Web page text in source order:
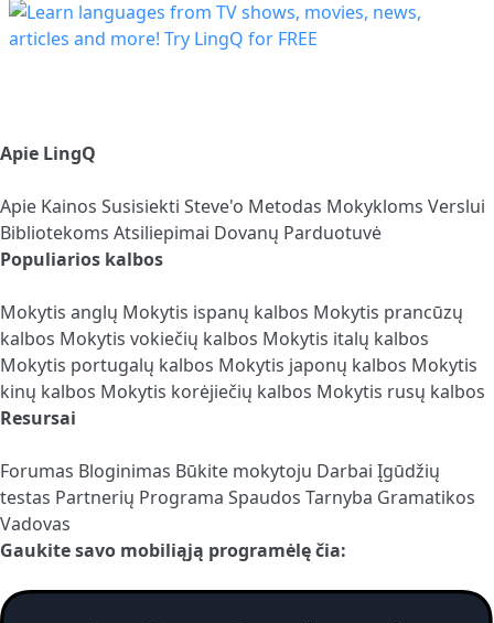
Apie LingQ
Apie Kainos Susisiekti Steve'o Metodas Mokykloms Verslui
Bibliotekoms Atsiliepimai Dovanų Parduotuvė
Populiarios kalbos
Mokytis anglų Mokytis ispanų kalbos Mokytis prancūzų
kalbos Mokytis vokiečių kalbos Mokytis italų kalbos
Mokytis portugalų kalbos Mokytis japonų kalbos Mokytis
kinų kalbos Mokytis korėjiečių kalbos Mokytis rusų kalbos
Resursai
Forumas Bloginimas Būkite mokytoju Darbai Įgūdžių
testas Partnerių Programa Spaudos Tarnyba Gramatikos
Vadovas
Gaukite savo mobiliąją programėlę čia: